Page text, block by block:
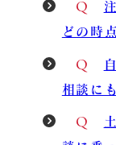
Q
どの時
Q
相談に
Q